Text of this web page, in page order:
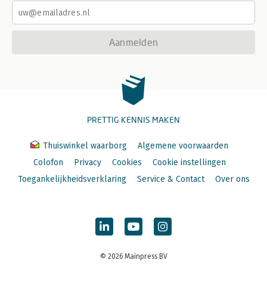
Aanmelden
PRETTIG KENNIS MAKEN
Thuiswinkel waarborg
Algemene voorwaarden
Colofon
Privacy Cookies
Cookie instellingen
Toegankelijkheidsverklaring
Service & Contact Over ons
© 2026 Mainpress BV